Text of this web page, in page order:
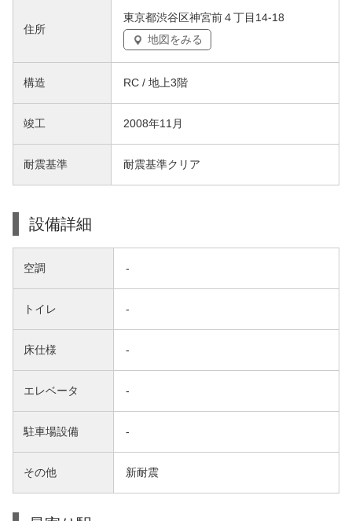
住所
東京都渋谷区神宮前４丁目14-18
地図をみる
構造 RC / 地上3階
竣工 2008年11月
耐震基準 耐震基準クリア
設備詳細
空調 -
トイレ -
床仕様 -
エレベータ -
駐車場設備 -
その他 新耐震